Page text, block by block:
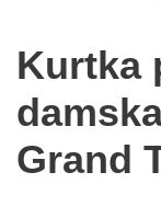
Kurtka
Grand